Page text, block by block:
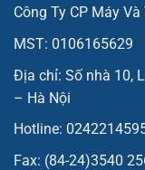
Công Ty CP Máy
MST: 0106165629
Địa chỉ: Số nhà 10,
– Hà Nội
Hotline:
Fax: (84-24)3540